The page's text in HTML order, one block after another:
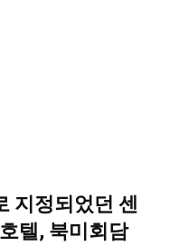
지정되었던 센
텔, 북미회담